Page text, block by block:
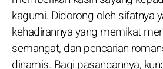
kagumi. Didorong oleh sifatnya
kehadirannya yang memikat
semangat, dan pencarian
dinamis. Bagi pasangannya,